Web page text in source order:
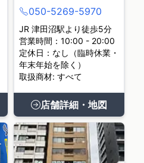
050-5269-5970
JR 津田沼駅より徒歩5分
営業時間：10:00 - 20:00
定休日：なし（臨時休業・
年末年始を除く）
取扱商材: すべて
店舗詳細・地図